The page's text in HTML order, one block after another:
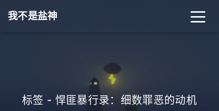
我不是盐神
标签 - 悍匪暴行录：细数罪恶的动机